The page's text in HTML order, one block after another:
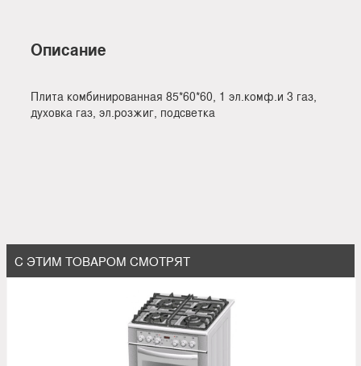
Описание
Плита комбинированная 85*60*60, 1 эл.комф.и 3 газ,
духовка газ, эл.розжиг, подсветка
С ЭТИМ ТОВАРОМ СМОТРЯТ